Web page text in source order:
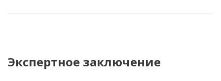
Экспертное заключение